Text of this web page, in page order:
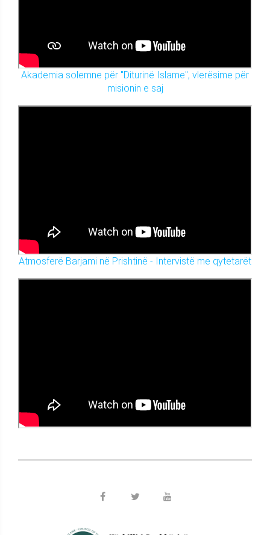
Akademia solemne për "Diturinë Islame", vlerësime për
misionin e saj
Atmosferë Barjami në Prishtinë - Intervistë me qytetarët